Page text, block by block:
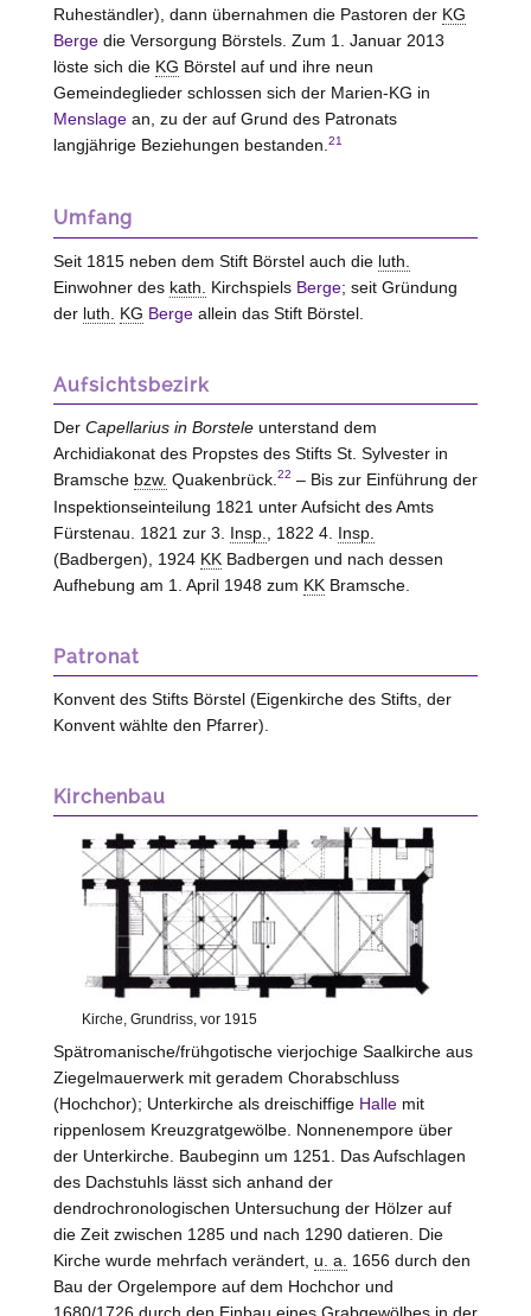
Ruheständler), dann übernahmen die Pastoren der KG
Bergedie Versorgung Börstels. Zum 1. Januar 2013
löste sich die KG Börstel auf und ihre neun
Gemeindeglieder schlossen sich der Marien-KG in
Menslagean, zu der auf Grund des Patronats
langjährige Beziehungen bestanden.21
Umfang
Seit 1815 neben dem Stift Börstel auch die luth.
Einwohner des kath. Kirchspiels Berge; seit Gründung
der luth. KG Bergeallein das Stift Börstel.
Aufsichtsbezirk
Der Capellarius in Borsteleunterstand dem
Archidiakonat des Propstes des Stifts St. Sylvester in
Bramsche bzw. Quakenbrück. 22 – Bis zur Einführung der
Inspektionseinteilung 1821 unter Aufsicht des Amts
Fürstenau. 1821 zur 3. Insp. , 1822 4. Insp.
(Badbergen), 1924 KKBadbergen und nach dessen
Aufhebung am 1. April 1948 zum KKBramsche.
Patronat
Konvent des Stifts Börstel(Eigenkirche des Stifts, der
Konvent wählte den Pfarrer).
Kirchenbau
Kirche, Grundriss, vor 1915
Spätromanische/frühgotische vierjochige Saalkirche aus
Ziegelmauerwerk mit geradem Chorabschluss
(Hochchor); Unterkirche als dreischiffige Hallemit
rippenlosem Kreuzgratgewölbe. Nonnenempore über
der Unterkirche. Baubeginn um 1251. Das Aufschlagen
des Dachstuhls lässt sich anhand der
dendrochronologischen Untersuchung der Hölzer auf
die Zeit zwischen 1285 und nach 1290 datieren. Die
Kirche wurde mehrfach verändert, u. a.
1656 durch den
Bau der Orgelempore auf dem Hochchor und